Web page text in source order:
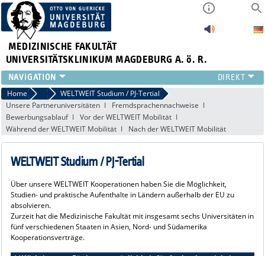
MEDIZINISCHE FAKULTÄT
UNIVERSITÄTSKLINIKUM MAGDEBURG A. ö. R.
INSTITUTE
KLINIKEN
ZENTRALE EINRICHTUNGEN
FORSCHUNG
ÜBER UNS
INTERNATIONAL
INTRANET
Home Studierende der Medizinischen Fakultät
WELTWEIT Studium / PJ-Tertial
Unsere Partneruniversitäten
Fremdsprachennachweise
Bewerbungsablauf
Vor der WELTWEIT Mobilität
Während der WELTWEIT Mobilität
Nach der WELTWEIT Mobilität
WELTWEIT Studium / PJ-Tertial
Über unsere WELTWEIT Kooperationen haben Sie die Möglichkeit,
Studien- und praktische Aufenthalte in Ländern außerhalb der EU zu
absolvieren.
Zurzeit hat die Medizinische Fakultät mit insgesamt sechs Universitäten in
fünf verschiedenen Staaten in Asien, Nord- und Südamerika
Kooperationsverträge.